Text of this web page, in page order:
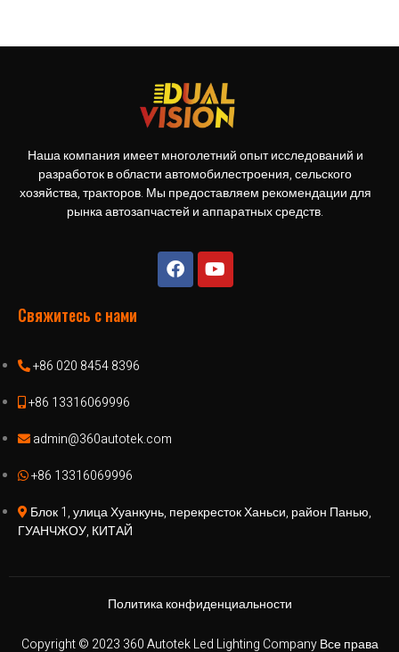
Наша компания имеет многолетний опыт исследований и
разработок в области автомобилестроения, сельского
хозяйства, тракторов. Мы предоставляем рекомендации для
рынка автозапчастей и аппаратных средств.
Свяжитесь с нами
+86 020 8454 8396
+86 13316069996
admin@360autotek.com
+86 13316069996
Блок 1, улица Хуанкунь, перекресток Ханьси, район Панью,
ГУАНЧЖОУ, КИТАЙ
Политика конфиденциальности
Copyright © 2023 360 Autotek Led Lighting Company Все права